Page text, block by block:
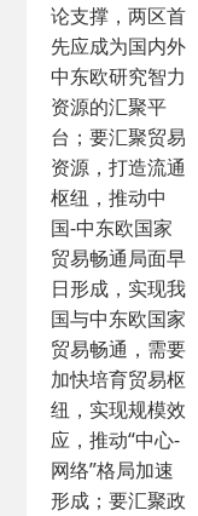
论支撑，两区首
先应成为国内外
中东欧研究智力
资源的汇聚平
台；要汇聚贸易
资源，打造流通
枢纽，推动中
国-中东欧国家
贸易畅通局面早
日形成，实现我
国与中东欧国家
贸易畅通，需要
加快培育贸易枢
纽，实现规模效
应，推动“中心-
网络”格局加速
形成；要汇聚政